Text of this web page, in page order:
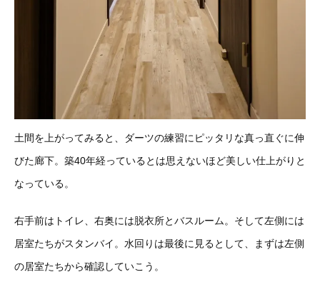
土間を上がってみると、ダーツの練習にピッタリな真っ直ぐに伸
びた廊下。築40年経っているとは思えないほど美しい仕上がりと
なっている。
右手前はトイレ、右奥には脱衣所とバスルーム。そして左側には
居室たちがスタンバイ。水回りは最後に見るとして、まずは左側
の居室たちから確認していこう。